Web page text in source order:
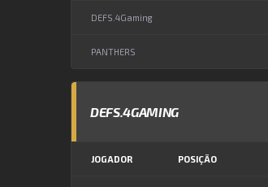
DEFS.4Gaming
PANTHERS
DEFS.4GAMING
JOGADOR POSIÇÃO